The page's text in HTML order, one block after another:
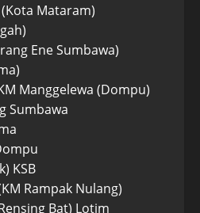
Mataram)
Ene Sumbawa)
Manggelewa (Dompu)
Sumbawa
KSB
Rampak Nulang)
Bat) Lotim